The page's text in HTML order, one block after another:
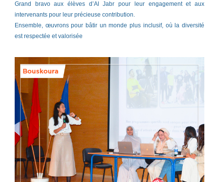
Grand bravo aux élèves d’Al Jabr pour leur engagement et aux
intervenants pour leur précieuse contribution.
Ensemble, œuvrons pour bâtir un monde plus inclusif, où la diversité
est respectée et valorisée